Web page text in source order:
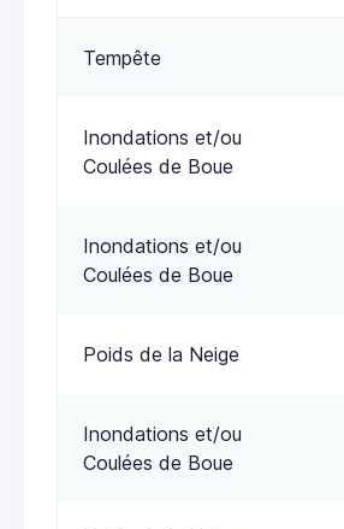
Tempête
Inondations et/ou
Coulées de Boue
Inondations et/ou
Coulées de Boue
Poids de la Neige
Inondations et/ou
Coulées de Boue